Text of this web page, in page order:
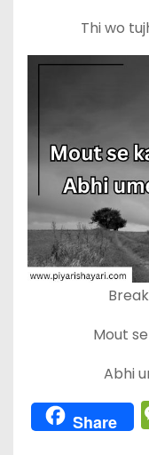
Thi wo
Mout
Abhi
Share